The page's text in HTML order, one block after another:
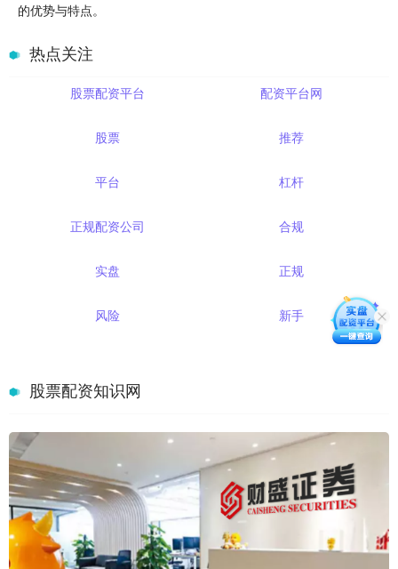
的优势与特点。
热点关注
股票配资平台 配资平台网
股票 推荐
平台 杠杆
正规配资公司 合规
实盘 正规
风险 新手
股票配资知识网